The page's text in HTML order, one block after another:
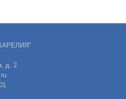
д. 2